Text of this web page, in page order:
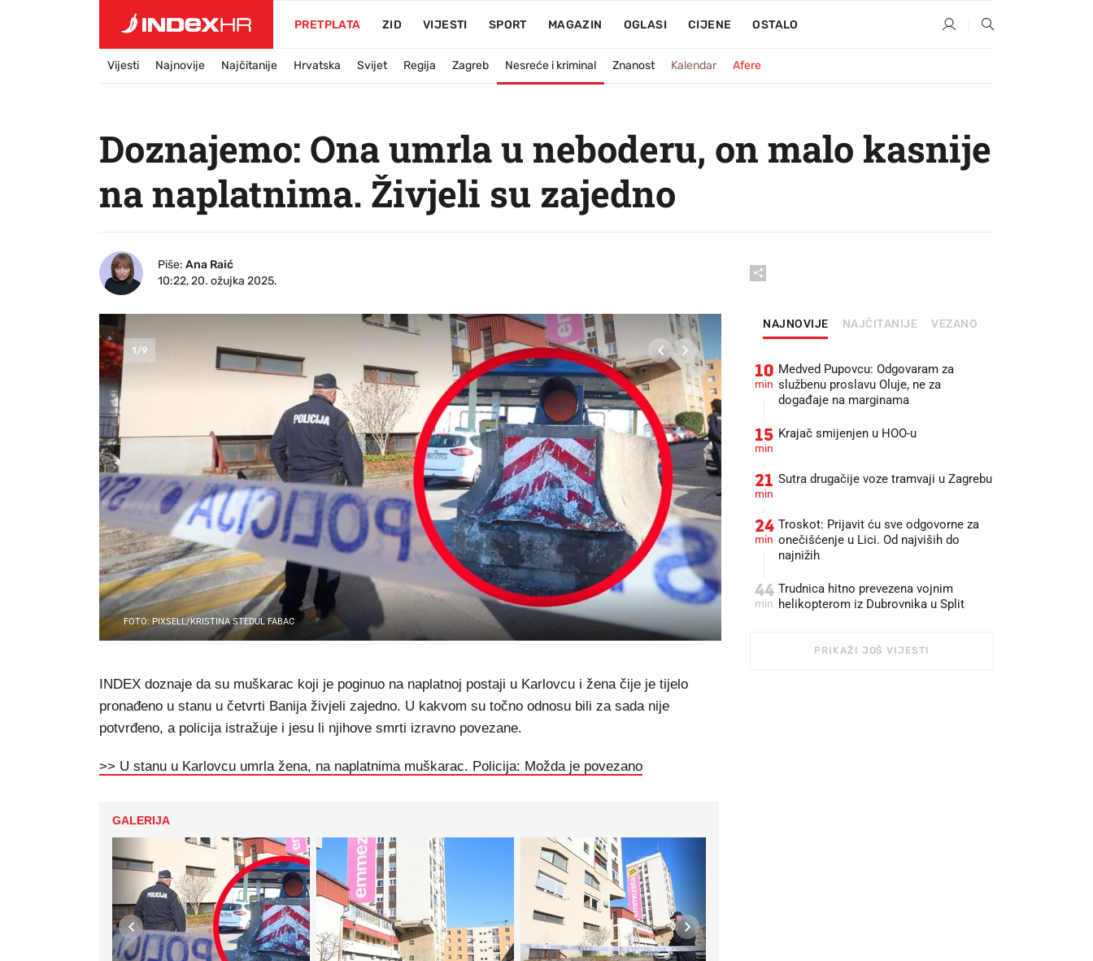
PRETPLATA ZID VIJESTI SPORT MAGAZIN OGLASI CIJENE OSTALO
Vijesti Najnovije Najčitanije Hrvatska Svijet Regija Zagreb Nesreće i kriminal Znanost Kalendar Afere
Doznajemo: Ona umrla u neboderu, on malo kasnije
na naplatnima. Živjeli su zajedno
Piše: Ana Raić
10:22, 20. ožujka 2025.
1/9
FOTO: PIXSELL/KRISTINA STEDUL FABAC
INDEX doznaje da su muškarac koji je poginuo na naplatnoj postaji u Karlovcu i žena čije je tijelo
pronađeno u stanu u četvrti Banija živjeli zajedno. U kakvom su točno odnosu bili za sada nije
potvrđeno, a policija istražuje i jesu li njihove smrti izravno povezane.
>> U stanu u Karlovcu umrla žena, na naplatnima muškarac. Policija: Možda je povezano
GALERIJA
NAJNOVIJE NAJČITANIJE VEZANO
10
min
Medved Pupovcu: Odgovaram za
službenu proslavu Oluje, ne za
događaje na marginama
15
min
Krajač smijenjen u HOO-u
21
min
Sutra drugačije voze tramvaji u Zagrebu
24
min
Troskot: Prijavit ću sve odgovorne za
onečišćenje u Lici. Od najviših do
najnižih
44
min
Trudnica hitno prevezena vojnim
helikopterom iz Dubrovnika u Split
PRIKAŽI JOŠ VIJESTI